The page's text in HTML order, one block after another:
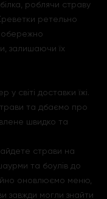
роблячи страву
ретельно
обережно
залишаючи їх
світі доставки їжі.
та дбаємо про
швидко та
страви на
та боулів до
оновлюємо меню,
завжди могли знайти